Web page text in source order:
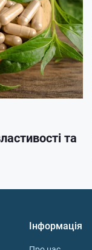
та
Інформація